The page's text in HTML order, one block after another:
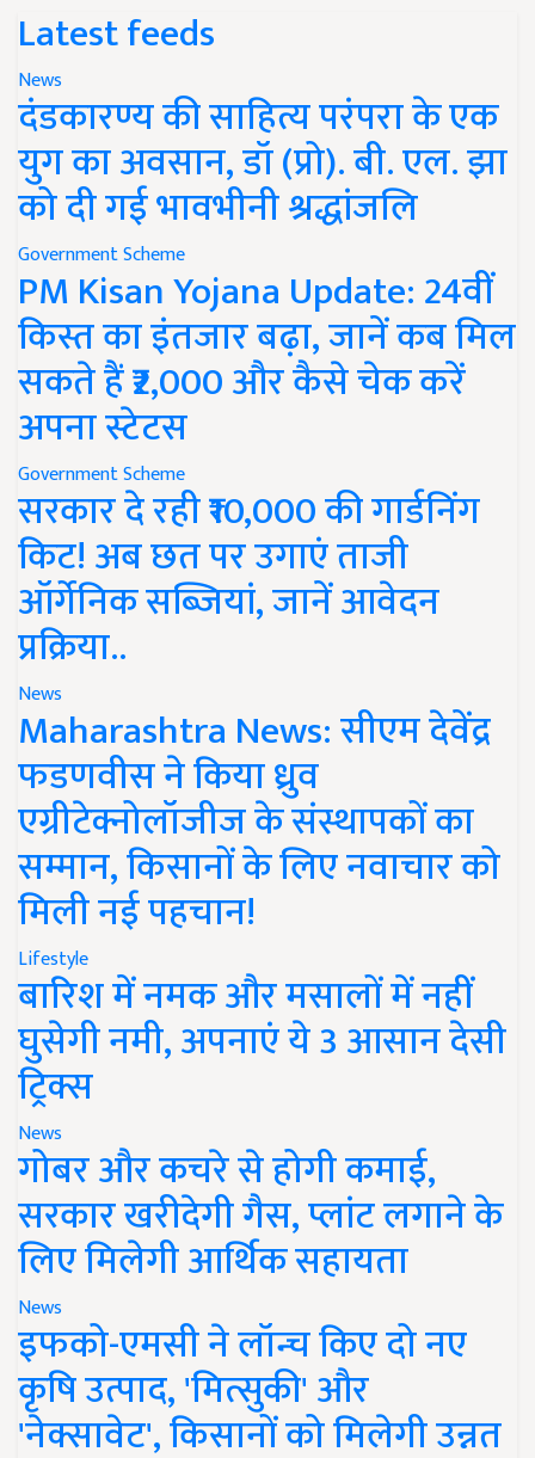
Latest feeds
News
दंडकारण्य की साहित्य परंपरा के एक
युग का अवसान, डॉ (प्रो). बी. एल. झा
को दी गई भावभीनी श्रद्धांजलि
Government Scheme
PM Kisan Yojana Update: 24वीं
किस्त का इंतजार बढ़ा, जानें कब मिल
सकते हैं ₹2,000 और कैसे चेक करें
अपना स्टेटस
Government Scheme
सरकार दे रही ₹10,000 की गार्डनिंग
किट! अब छत पर उगाएं ताजी
ऑर्गेनिक सब्जियां, जानें आवेदन
प्रक्रिया..
News
Maharashtra News: सीएम देवेंद्र
फडणवीस ने किया ध्रुव
एग्रीटेक्नोलॉजीज के संस्थापकों का
सम्मान, किसानों के लिए नवाचार को
मिली नई पहचान!
Lifestyle
बारिश में नमक और मसालों में नहीं
घुसेगी नमी, अपनाएं ये 3 आसान देसी
ट्रिक्स
News
गोबर और कचरे से होगी कमाई,
सरकार खरीदेगी गैस, प्लांट लगाने के
लिए मिलेगी आर्थिक सहायता
News
इफको-एमसी ने लॉन्च किए दो नए
कृषि उत्पाद, 'मित्सुकी' और
'नेक्सावेट', किसानों को मिलेगी उन्नत